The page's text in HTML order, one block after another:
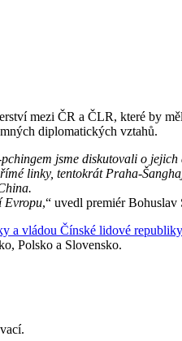
mezi ČR a ČLR, které by
diplomatických vztahů.
jsme diskutovali o
linky, tentokrát Praha-
Evropu,“ uvedl premiér Bohuslav
a vládou Čínské lidové republiky
Polsko a Slovensko.